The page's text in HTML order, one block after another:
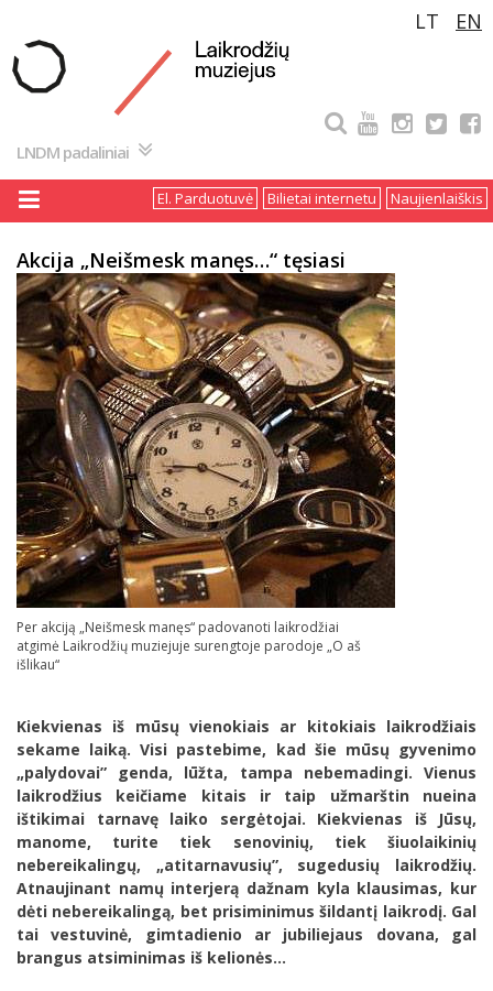
turinio
LT EN
LNDM padaliniai
Naujienlaiškis
Bilietai internetu
El. Parduotuvė
Akcija „Neišmesk manęs…“ tęsiasi
Per akciją „Neišmesk manęs“ padovanoti laikrodžiai
atgimė Laikrodžių muziejuje surengtoje parodoje „O aš
išlikau“
Kiekvienas iš mūsų vienokiais ar kitokiais laikrodžiais
sekame laiką. Visi pastebime, kad šie mūsų gyvenimo
„palydovai” genda, lūžta, tampa nebemadingi. Vienus
laikrodžius keičiame kitais ir taip užmarštin nueina
ištikimai tarnavę laiko sergėtojai. Kiekvienas iš Jūsų,
manome, turite tiek senovinių, tiek šiuolaikinių
nebereikalingų, „atitarnavusių”, sugedusių laikrodžių.
Atnaujinant namų interjerą dažnam kyla klausimas, kur
dėti nebereikalingą, bet prisiminimus šildantį laikrodį. Gal
tai vestuvinė, gimtadienio ar jubiliejaus dovana, gal
brangus atsiminimas iš kelionės…